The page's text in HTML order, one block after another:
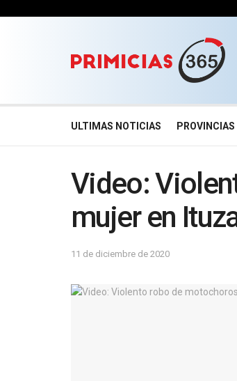
ULTIMAS NOTICIAS PROVINCIAS
Video:
mujer en
11 de diciembre de 2020